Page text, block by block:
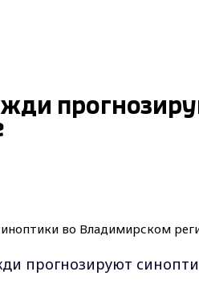
прогнозируют